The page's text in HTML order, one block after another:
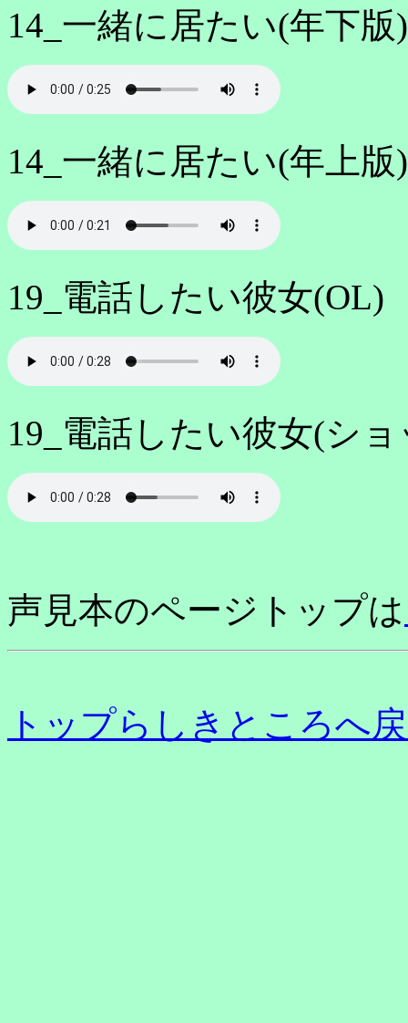
14_一緒に居たい(年下版)
14_一緒に居たい(年上版)
19_電話したい彼女(OL)
19_電話したい彼女(シ
声見本のページトップは
トップらしきところへ